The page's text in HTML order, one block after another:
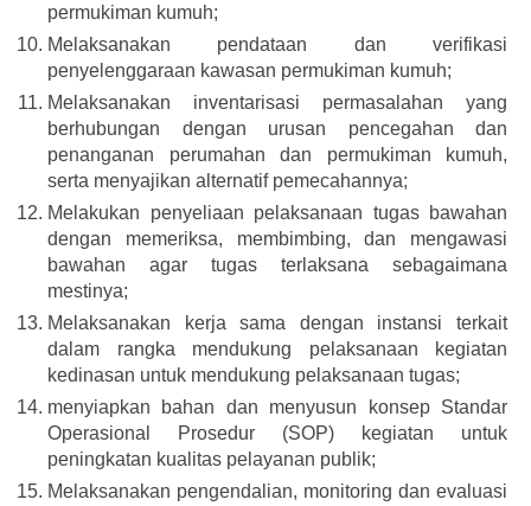
permukiman kumuh;
Melaksanakan pendataan dan verifikasi
penyelenggaraan kawasan permukiman kumuh;
Melaksanakan inventarisasi permasalahan yang
berhubungan dengan urusan pencegahan dan
penanganan perumahan dan permukiman kumuh,
serta menyajikan alternatif pemecahannya;
Melakukan penyeliaan pelaksanaan tugas bawahan
dengan memeriksa, membimbing, dan mengawasi
bawahan agar tugas terlaksana sebagaimana
mestinya;
Melaksanakan kerja sama dengan instansi terkait
dalam rangka mendukung pelaksanaan kegiatan
kedinasan untuk mendukung pelaksanaan tugas;
menyiapkan bahan dan menyusun konsep Standar
Operasional Prosedur (SOP) kegiatan untuk
peningkatan kualitas pelayanan publik;
Melaksanakan pengendalian, monitoring dan evaluasi